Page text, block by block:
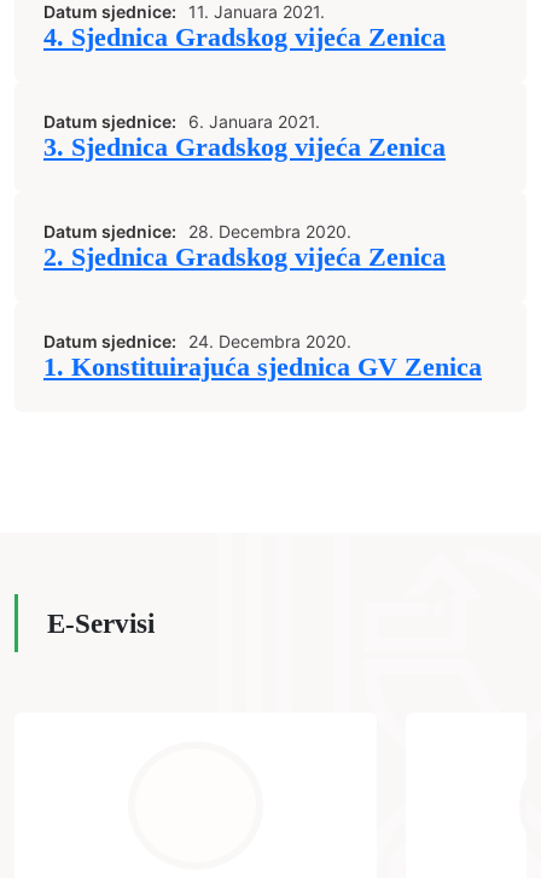
Datum sjednice: 11. Januara 2021.
4. Sjednica Gradskog vijeća Zenica
Datum sjednice: 6. Januara 2021.
3. Sjednica Gradskog vijeća Zenica
Datum sjednice: 28. Decembra 2020.
2. Sjednica Gradskog vijeća Zenica
Datum sjednice: 24. Decembra 2020.
1. Konstituirajuća sjednica GV Zenica
E-Servisi